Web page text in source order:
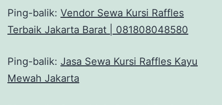
Ping-balik: Vendor Sewa Kursi Raffles
Terbaik Jakarta Barat | 081808048580
Ping-balik: Jasa Sewa Kursi Raffles Kayu
Mewah Jakarta